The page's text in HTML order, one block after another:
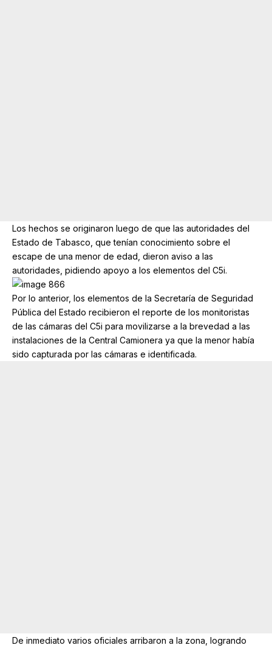
Los hechos se originaron luego de que las autoridades del
Estado de Tabasco, que tenían conocimiento sobre el
escape de una menor de edad, dieron aviso a las
autoridades, pidiendo apoyo a los elementos del C5i.
Por lo anterior, los elementos de la Secretaría de Seguridad
Pública del Estado recibieron el reporte de los monitoristas
de las cámaras del C5i para movilizarse a la brevedad a las
instalaciones de la Central Camionera ya que la menor había
sido capturada por las cámaras e identificada.
De inmediato varios oficiales arribaron a la zona, logrando